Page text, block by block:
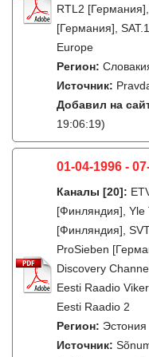
RTL2
[Германия],
Europe
Регион:
Источник:
Добавил на
19:06:19)
01-04-1996 -
Каналы [20]:
[Финляндия], Yle
[Финляндия],
ProSieben
Discovery
Eesti Raadio
Eesti Raadio 2
Регион: Эстония
Источник: